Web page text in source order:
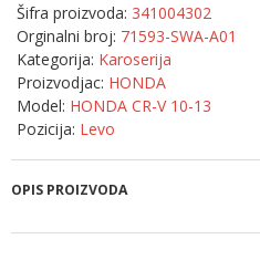
Šifra proizvoda: 341004302
Orginalni broj: 71593-SWA-A01
Kategorija: Karoserija
Proizvodjac: HONDA
Model: HONDA CR-V 10-13
Pozicija: Levo
OPIS PROIZVODA